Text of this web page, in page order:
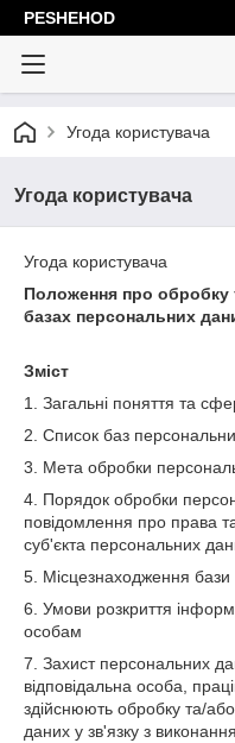
PESHEHOD
Угода користувача
Угода користувача
Угода користувача
Положення про обробку
базах персональних
Зміст
1. Загальні поняття та
2. Список баз
3. Мета обробки
4. Порядок обробки
повідомлення про права
суб'єкта персональних
5. Місцезнаходження
6. Умови розкриття
особам
7. Захист персональних
відповідальна особа,
здійснюють обробку та/
даних у зв'язку з